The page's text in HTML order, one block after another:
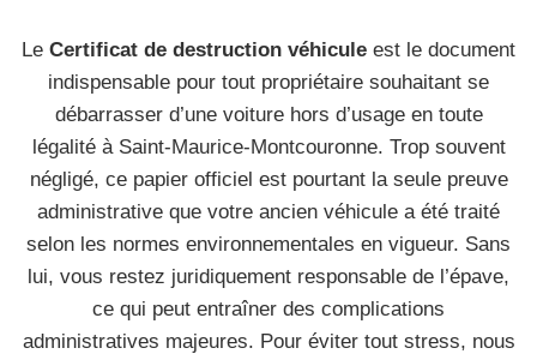
Le Certificat de destruction véhicule est le document
indispensable pour tout propriétaire souhaitant se
débarrasser d’une voiture hors d’usage en toute
légalité à Saint-Maurice-Montcouronne. Trop souvent
négligé, ce papier officiel est pourtant la seule preuve
administrative que votre ancien véhicule a été traité
selon les normes environnementales en vigueur. Sans
lui, vous restez juridiquement responsable de l’épave,
ce qui peut entraîner des complications
administratives majeures. Pour éviter tout stress, nous